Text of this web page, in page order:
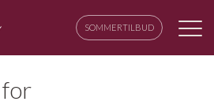
SOMMERTILBUD